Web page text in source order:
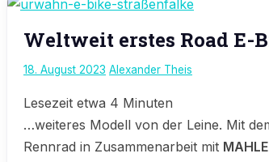
Bike
News
Weltweit erstes Road E-
18. August 2023 Alexander Theis
Lesezeit etwa 4 Minuten
…weiteres Modell von der Leine. Mit
Rennrad in Zusammenarbeit mit MAHLE